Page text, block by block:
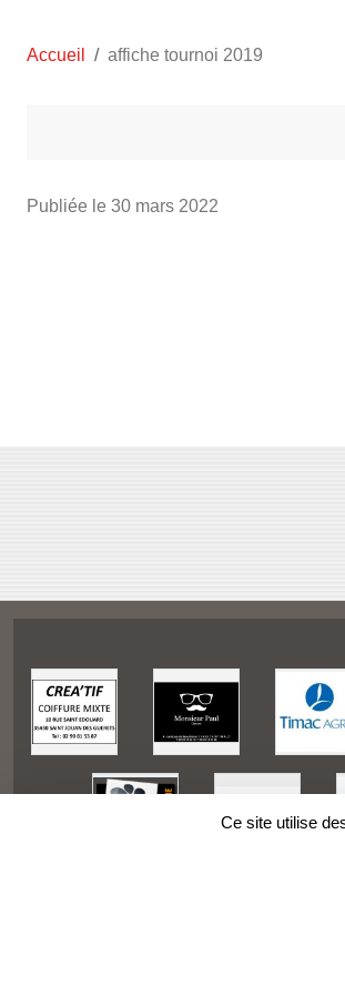
Accueil affiche tournoi 2019
Publiée le 30 mars 2022
Ce site utilise